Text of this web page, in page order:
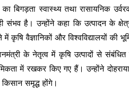
बिगड़ता स्वास्थ्य तथा रासायनिक
है। उन्होंने कहा कि उत्पादन के
कृषि वैज्ञानिकों और विश्वविद्यालयों की
के नेतृत्व में कृषि उत्पादों से
में रखकर किए गए हैं। उन्होंने
समृद्ध होंगे।